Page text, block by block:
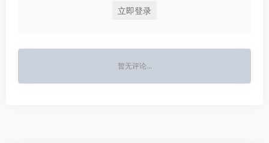
立即登录
暂无评论...